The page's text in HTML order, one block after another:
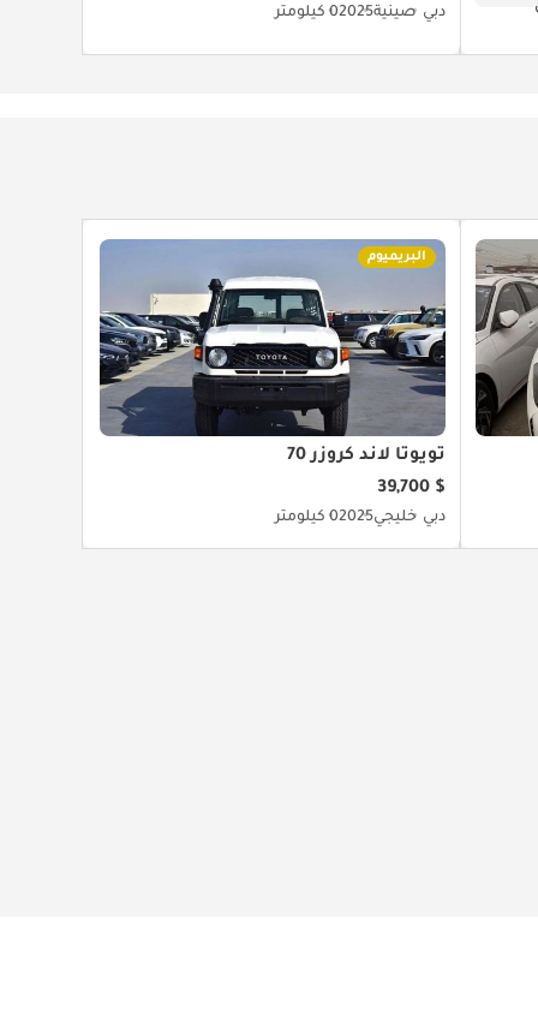
دبي صينية20250 كيلومتر
البريميوم
تويوتا لاند كروزر 70
$ 39,700
دبي خليجي20250 كيلومتر